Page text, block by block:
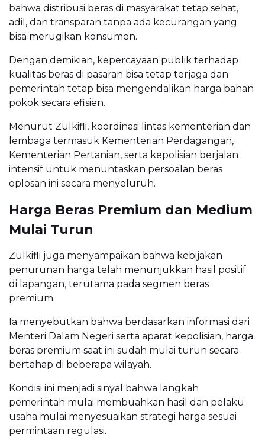
bahwa distribusi beras di masyarakat tetap sehat,
adil, dan transparan tanpa ada kecurangan yang
bisa merugikan konsumen.
Dengan demikian, kepercayaan publik terhadap
kualitas beras di pasaran bisa tetap terjaga dan
pemerintah tetap bisa mengendalikan harga bahan
pokok secara efisien.
Menurut Zulkifli, koordinasi lintas kementerian dan
lembaga termasuk Kementerian Perdagangan,
Kementerian Pertanian, serta kepolisian berjalan
intensif untuk menuntaskan persoalan beras
oplosan ini secara menyeluruh.
Harga Beras Premium dan Medium
Mulai Turun
Zulkifli juga menyampaikan bahwa kebijakan
penurunan harga telah menunjukkan hasil positif
di lapangan, terutama pada segmen beras
premium.
Ia menyebutkan bahwa berdasarkan informasi dari
Menteri Dalam Negeri serta aparat kepolisian, harga
beras premium saat ini sudah mulai turun secara
bertahap di beberapa wilayah.
Kondisi ini menjadi sinyal bahwa langkah
pemerintah mulai membuahkan hasil dan pelaku
usaha mulai menyesuaikan strategi harga sesuai
permintaan regulasi.